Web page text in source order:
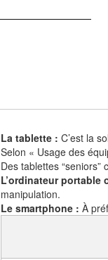
La tablette : C’est la
Selon « Usage des
Des tablettes
L’ordinateur portable
manipulation.
Le smartphone : À